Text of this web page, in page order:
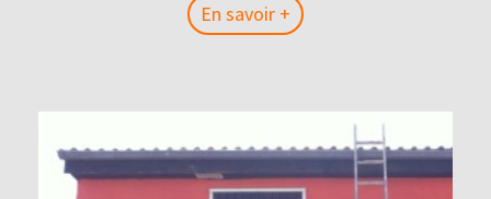
En savoir +